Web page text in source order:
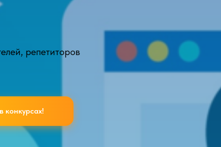
репетиторов
конкурсах!